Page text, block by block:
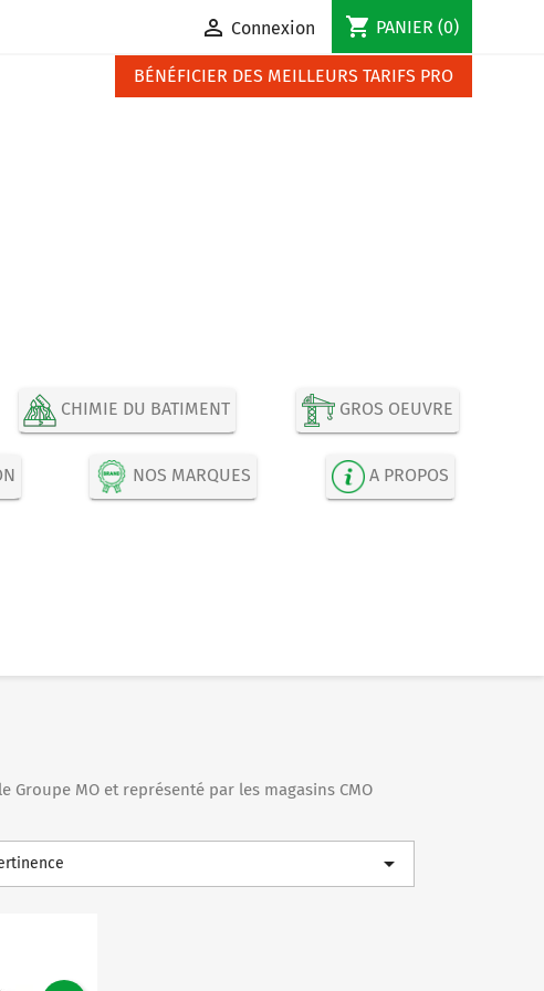
 Connexion shopping_cart PANIER (0)
BÉNÉFICIER DES MEILLEURS TARIFS PRO
CHIMIE DU BATIMENT GROS OEUVRE
NOS MARQUES A PROPOS
MO et représenté par les magasins CMO
